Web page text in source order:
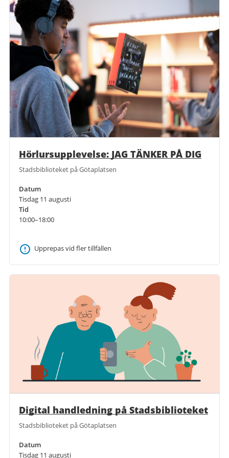
Hörlursupplevelse: JAG TÄNKER PÅ DIG
Stadsbiblioteket på Götaplatsen
Datum
Tisdag 11 augusti
Tid
10:00–18:00
Upprepas vid fler tillfällen
Digital handledning på Stadsbiblioteket
Stadsbiblioteket på Götaplatsen
Datum
Tisdag 11 augusti